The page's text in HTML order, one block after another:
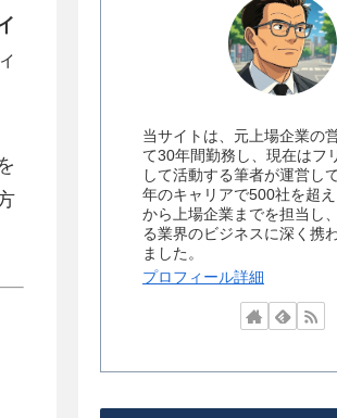
当サイトは、元上場企業の
て30年間勤務し、現在はフ
して活動する筆者が運営し
年のキャリアで500社を超
から上場企業までを担当し
る業界のビジネスに深く携
ました。
プロフィール詳細